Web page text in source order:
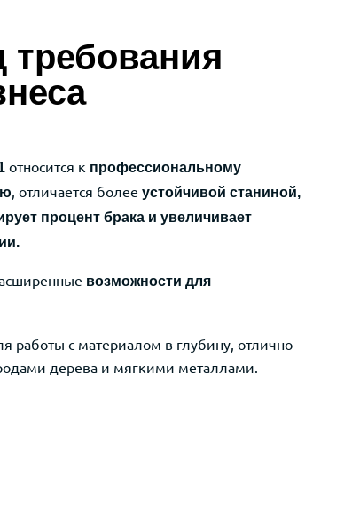
требования
относится к профессиональному
, отличается более устойчивой станиной,
процент брака и увеличивает
возможности для
работы с материалом в глубину, отлично
дерева и мягкими металлами.